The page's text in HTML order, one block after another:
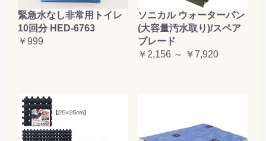
緊急水なし非常用トイレ
10回分 HED-6763
￥999
ソニカル ウォーターパン
(大容量汚水取り)/スペア
ブレード
￥2,156 ～ ￥7,920